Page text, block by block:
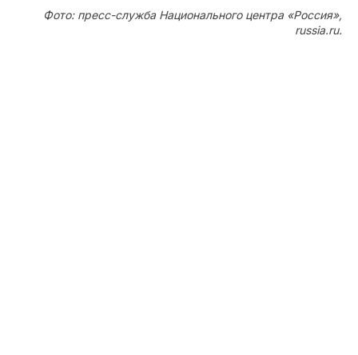
Фото: пресс-служба Национального центра «Россия»,
russia.ru.